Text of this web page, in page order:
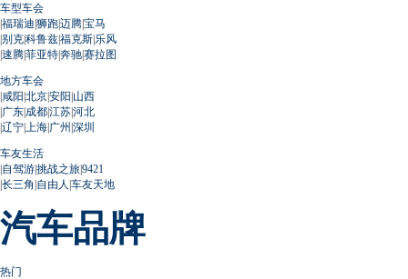
车型车会
|福瑞迪|狮跑|迈腾|宝马
|别克|科鲁兹|福克斯|乐风
|速腾|菲亚特|奔驰|赛拉图
地方车会
|咸阳|北京|安阳|山西
|广东|成都|江苏|河北
|辽宁| 上海|广州 |深圳
车友生活
|自驾游|挑战之旅|9421
|长三角 |自由人 |车友天地
汽车品牌
热门